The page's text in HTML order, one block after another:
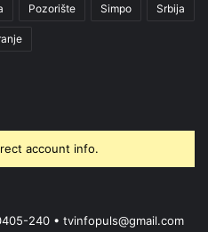
Pozorište Simpo Srbija
account info.
240 • tvinfopuls@gmail.com